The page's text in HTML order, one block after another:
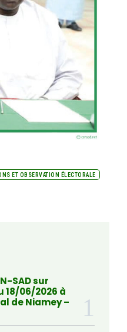
ET OBSERVATION ÉLECTORALE
SAD sur
06/2026 à
de Niamey –